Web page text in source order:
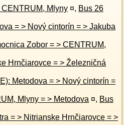
Bus 26 (D): Metodova = > CENTRUM, Mlyny ¤, Bus 26
Zobor = > CENTRUM,
= > Železničná
= > Nový cintorín =
Bus 26: CENTRUM, Mlyny = > Metodova ¤, Bus
= >